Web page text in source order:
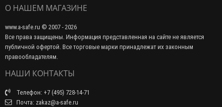
О НАШЕМ МАГАЗИНЕ
www.a-safe.ru © 2007 - 2026
Все права защищены. Информация представленная на сайте не является
публичной офертой. Все торговые марки принадлежат их законным
правообладателям.
НАШИ КОНТАКТЫ
Телефон: +7 (495) 728-14-71
Почта: zakaz@a-safe.ru